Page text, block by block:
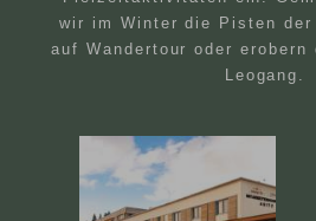
wir im Winter die Pisten der
auf Wandertour oder erobern
Leogang.